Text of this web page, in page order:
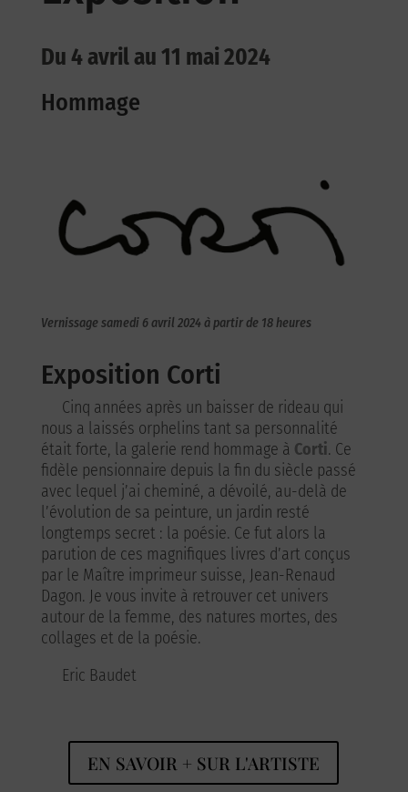
Du 4 avril au 11 mai 2024
Hommage
Vernissage samedi 6 avril 2024 à partir de 18 heures
Exposition Corti
Cinq années après un baisser de rideau qui
nous a laissés orphelins tant sa personnalité
était forte, la galerie rend hommage à Corti. Ce
fidèle pensionnaire depuis la fin du siècle passé
avec lequel j’ai cheminé, a dévoilé, au-delà de
l’évolution de sa peinture, un jardin resté
longtemps secret : la poésie. Ce fut alors la
parution de ces magnifiques livres d’art conçus
par le Maître imprimeur suisse, Jean-Renaud
Dagon. Je vous invite à retrouver cet univers
autour de la femme, des natures mortes, des
collages et de la poésie.
Eric Baudet
EN SAVOIR + SUR L'ARTISTE